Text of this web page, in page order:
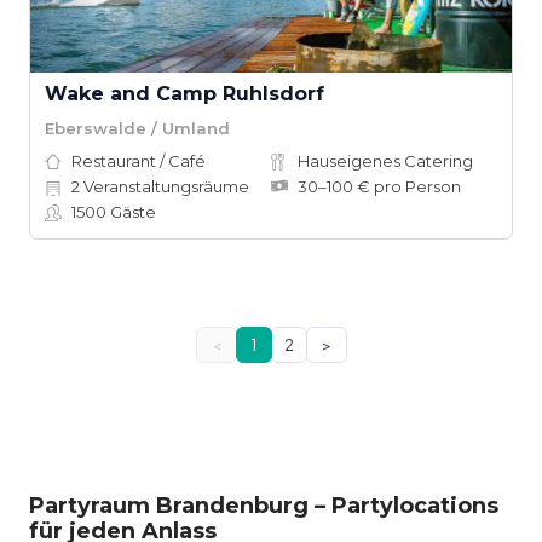
Wake and Camp Ruhlsdorf
Eberswalde / Umland
Restaurant / Café
Hauseigenes Catering
2 Veranstaltungsräume
30–100 € pro Person
1500 Gäste
< 1 2 >
Partyraum Brandenburg – Partylocations
für jeden Anlass